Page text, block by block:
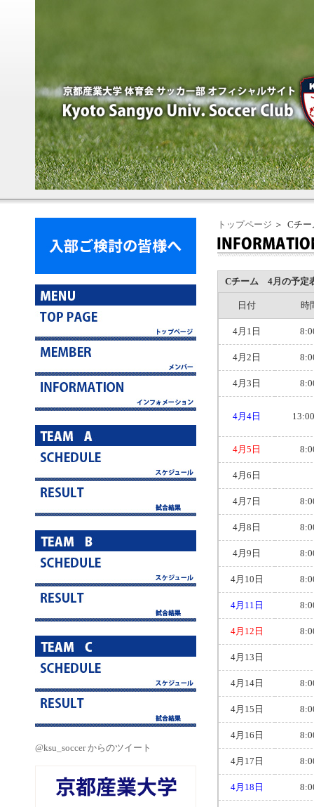
@ksu_soccer からのツイート
トップページ ＞ Cチ
Cチーム 4月の予定
日付 時
4月1日
4月2日
4月3日
4月4日
4月5日
4月6日
4月7日
4月8日
4月9日
4月10日
4月11日
4月12日
4月13日
4月14日
4月15日
4月16日
4月17日
4月18日